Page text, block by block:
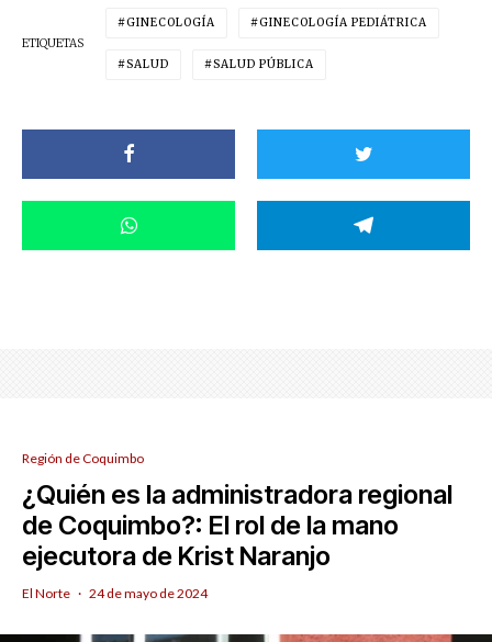
ETIQUETAS
GINECOLOGÍA GINECOLOGÍA PEDIÁTRICA
SALUD SALUD PÚBLICA
Región de Coquimbo
¿Quién es la administradora regional
de Coquimbo?: El rol de la mano
ejecutora de Krist Naranjo
El Norte · 24 de mayo de 2024